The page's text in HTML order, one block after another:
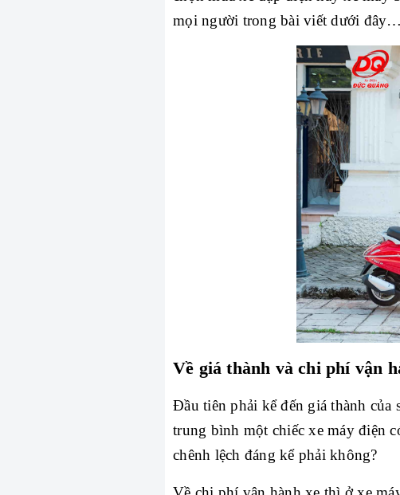
mọi người trong bài viết dưới đây…
Về giá thành và chi phí vận
Đầu tiên phải kể đến giá thành của
trung bình một chiếc xe máy điện
chênh lệch đáng kể phải không?